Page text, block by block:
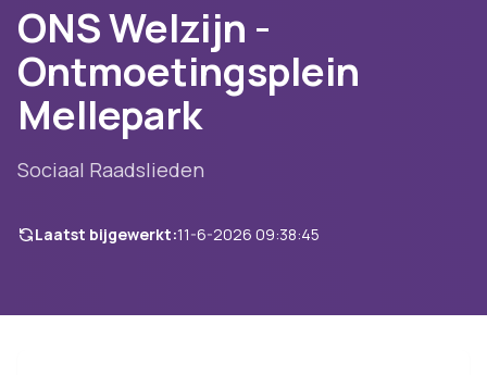
ONS Welzijn -
Ontmoetingsplein
Mellepark
Sociaal Raadslieden
Laatst bijgewerkt:11-6-2026 09:38:45